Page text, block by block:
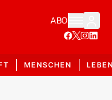
ABO
MENSCHEN